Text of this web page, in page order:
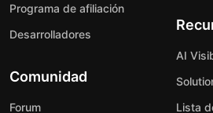
Programa de afiliación
Desarrolladores
Comunidad
Forum
AI
Lista